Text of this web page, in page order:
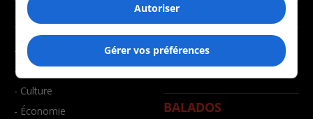
NOUVELLES
- Affaires municipales
- Communauté / Social
- Culture
- Économie
MUSIQUE
- Décompte franco
- Joué récemment
BALADOS
Autoriser
Gérer vos préférences